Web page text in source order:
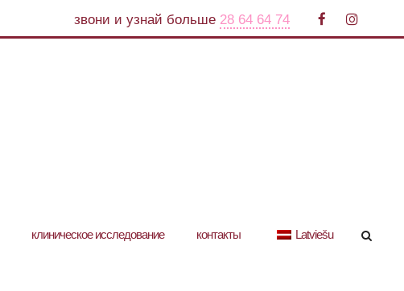
звони и узнай больше 28 64 64 74
клиническое исследование контакты Latviešu